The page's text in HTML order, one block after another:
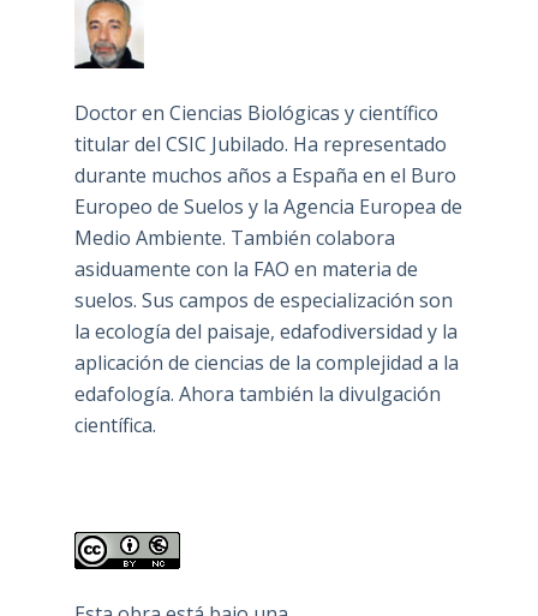
Doctor en Ciencias Biológicas y científico
titular del CSIC Jubilado. Ha representado
durante muchos años a España en el Buro
Europeo de Suelos y la Agencia Europea de
Medio Ambiente. También colabora
asiduamente con la FAO en materia de
suelos. Sus campos de especialización son
la ecología del paisaje, edafodiversidad y la
aplicación de ciencias de la complejidad a la
edafología. Ahora también la divulgación
científica.